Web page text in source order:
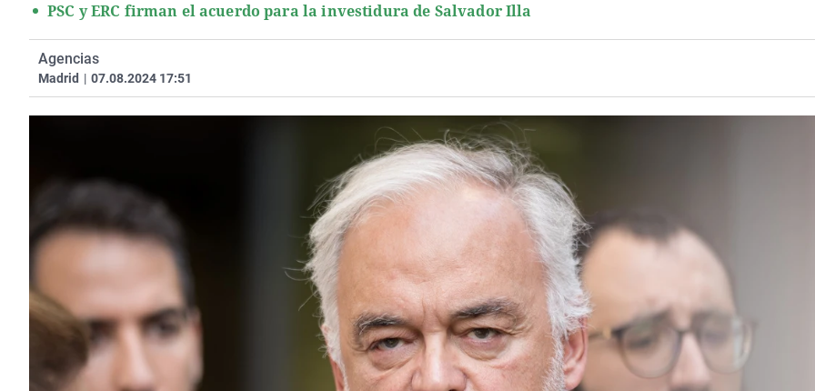
PSC y ERC firman el acuerdo para la investidura de Salvador Illa
Agencias
Madrid | 07.08.2024 17:51